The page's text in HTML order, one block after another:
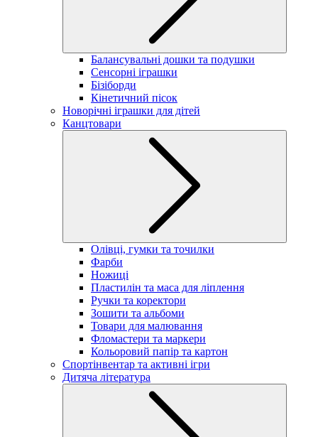
Балансувальні дошки та подушки
Сенсорні іграшки
Бізіборди
Кінетичний пісок
Новорічні іграшки для дітей
Канцтовари
Олівці, гумки та точилки
Фарби
Ножиці
Пластилін та маса для ліплення
Ручки та коректори
Зошити та альбоми
Товари для малювання
Фломастери та маркери
Кольоровий папір та картон
Спортінвентар та активні ігри
Дитяча література